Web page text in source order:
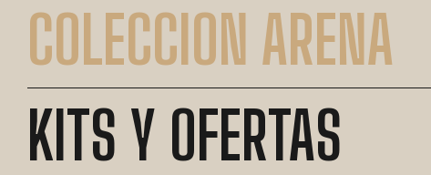
COLECCION ARENA
KITS Y OFERTAS